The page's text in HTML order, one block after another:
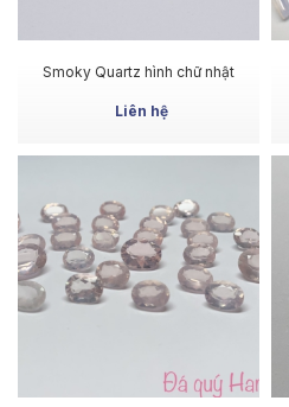
MUA NGAY
Smoky Quartz hình chữ nhật
Liên hệ